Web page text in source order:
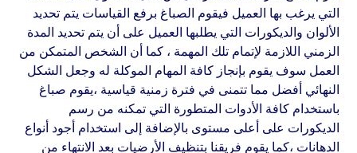
التي يرغب بها العميل فيقوم الصباغ برفع القياسات يتم تحديد
الألوان والديكورات التي يطلبها العميل على أن يتم تحديد المدة
الزمني اللازمة لإتمام تلك المهمة ، كما أن الشخص المتمكن من
العمل سوف يقوم بإنجاز كافة المهام الموكلة له وجعل الشكل
النهائي أفضل مما تتمنى في فترة زمنية قياسية ،يقوم صباغ
باستخدام كافة الأدوات المتطورة التي تمكنه من رسم
الديكورات على أعلى مستوى بالإضافة إلى استخدام أجود أنواع
الدهانات ،كما يقوم فريقنا بتنظيف الأرضيات بعد الانتهاء من